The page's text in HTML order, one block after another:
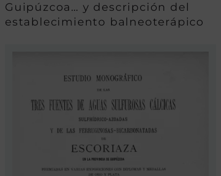
Guipúzcoa… y descripción del
establecimiento balneoterápico